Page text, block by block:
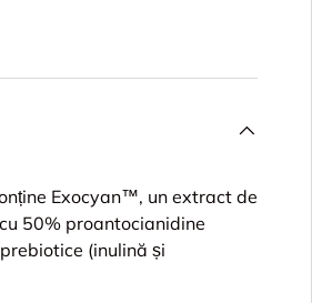
Exocyan™, un extract de
50% proantocianidine
(inulină și